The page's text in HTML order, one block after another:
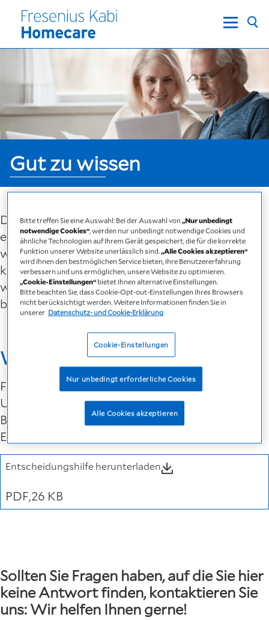
Gut zu wissen
Das Thema Homecare ist komplex – und wirft
eine ganze Reihe Fragen auf. Ganz besonders,
wenn Sie zum ersten Mal damit in Berührung
kommen. Wir haben die dringendsten und
wichtigsten für Sie gesammelt und
beantwortet.
Was ist Ihnen wichtig?
Fragen Sie sich, welches Homecare-
Unternehmen am besten zu Ihnen und Ihren
Bedürfnissen passt? Hier können Sie eine
Entscheidungshilfe herunterladen.
26 KB
PDF
Entscheidungshilfe herunterladen
Sollten Sie Fragen haben, auf die Sie hier
keine Antwort finden, kontaktieren Sie
uns: Wir helfen Ihnen gerne!
Bitte treffen Sie eine Auswahl: Bei der Auswahl von„Nur unbedingt
notwendige Cookies“ , werden nur unbedingt notwendige Cookies und
ähnliche Technologien auf Ihrem Gerät gespeichert, die für die korrekte
Funktion unserer Website unerlässlich sind.„Alle Cookies akzeptieren“
wird Ihnen den bestmöglichen Service bieten, Ihre Benutzererfahrung
verbessern und uns ermöglichen, unsere Website zu optimieren.
„Cookie-Einstellungen“ bietet Ihnen alternative Einstellungen.
Bitte beachten Sie, dass Cookie-Opt-out-Einstellungen ihres Browsers
nicht berücksichtigt werden. Weitere Informationen finden Sie in
unserer Datenschutz- und Cookie-Erklärung
Cookie-Einstellungen
Nur unbedingt erforderliche Cookies
Alle Cookies akzeptieren